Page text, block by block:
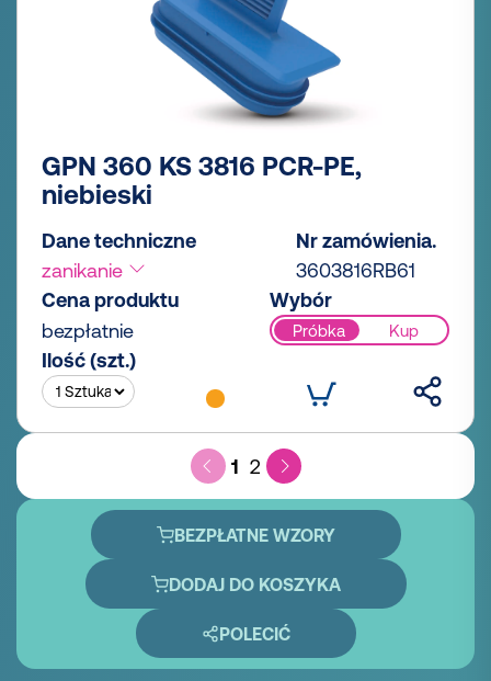
GPN 360 KS 3816 PCR-PE,
niebieski
Dane techniczne
zanikanie
Nr zamówienia.
3603816RB61
Cena produktu
bezpłatnie
Wybór
Próbka Kup
Ilość (szt.)
1 2
BEZPŁATNE WZORY
DODAJ DO KOSZYKA
POLECIĆ